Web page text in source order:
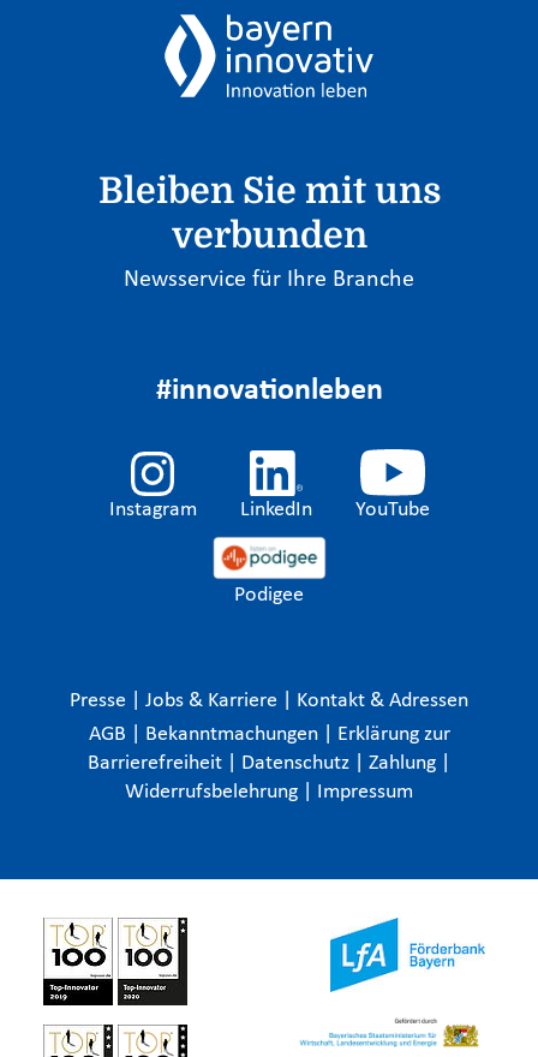
Bleiben Sie mit uns
verbunden
Newsservice für Ihre Branche
#innovationleben
Instagram LinkedIn YouTube
Podigee
Presse Jobs & Karriere
Kontakt & Adressen
AGB
Bekanntmachungen
Erklärung zur
Barrierefreiheit
Datenschutz Zahlung
Widerrufsbelehrung
Impressum